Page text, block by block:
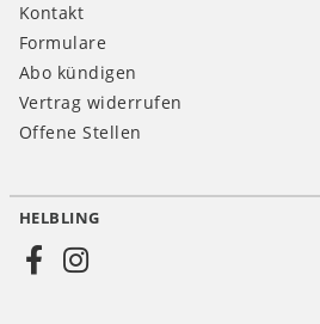
Kontakt
Formulare
Abo kündigen
Vertrag widerrufen
Offene Stellen
Social
HELBLING